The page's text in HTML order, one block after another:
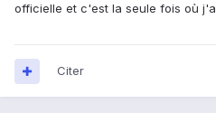
officielle et c'est la seule fois où
Citer